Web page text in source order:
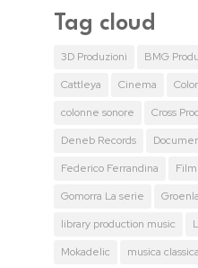
Tag cloud
3D Produzioni
BMG
Cattleya
Cinema
colonne sonore
Cross
Deneb Records
Federico Ferrandina
Film
Gomorra La serie
library production music
Mokadelic
musica classica